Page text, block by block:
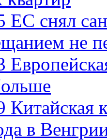
ЕС снял
не
Китайская
в